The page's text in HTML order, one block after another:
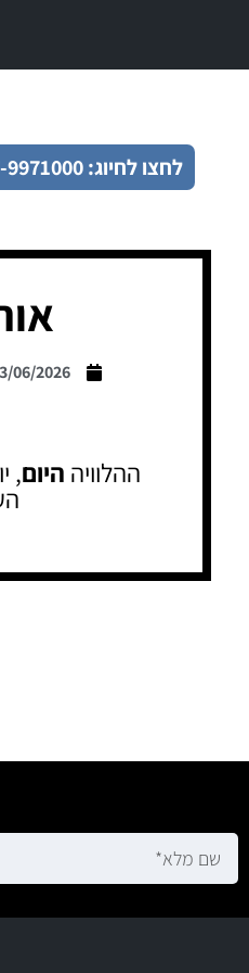
לחצו לחיוג: 077-9971000
06/2026
ההלוויה היום,